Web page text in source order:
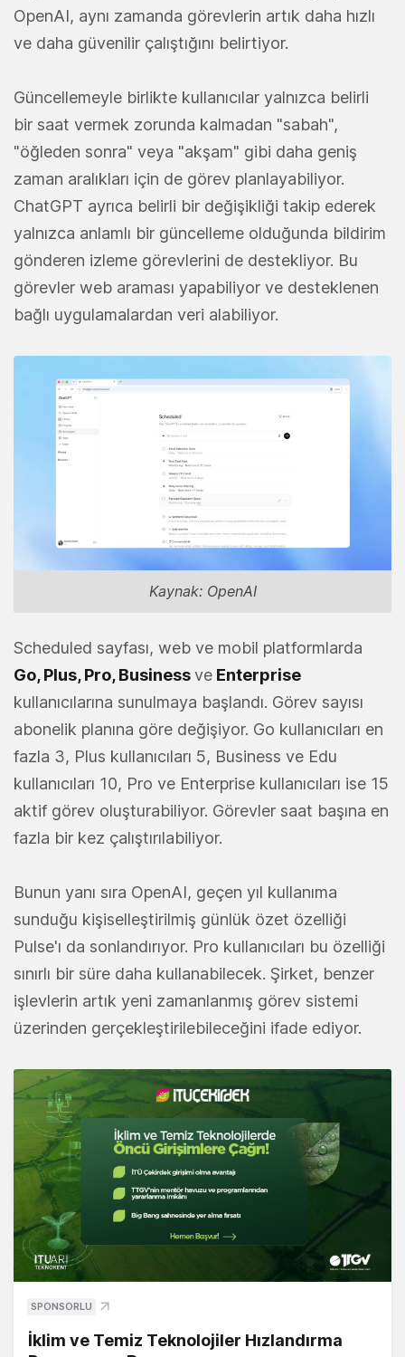
OpenAI, aynı zamanda görevlerin artık daha hızlı
ve daha güvenilir çalıştığını belirtiyor.
Güncellemeyle birlikte kullanıcılar yalnızca belirli
bir saat vermek zorunda kalmadan "sabah",
"öğleden sonra" veya "akşam" gibi daha geniş
zaman aralıkları için de görev planlayabiliyor.
ChatGPT ayrıca belirli bir değişikliği takip ederek
yalnızca anlamlı bir güncelleme olduğunda bildirim
gönderen izleme görevlerini de destekliyor. Bu
görevler web araması yapabiliyor ve desteklenen
bağlı uygulamalardan veri alabiliyor.
Kaynak: OpenAI
Scheduled sayfası, web ve mobil platformlarda
Go, Plus, Pro, Businessve Enterprise
kullanıcılarına sunulmaya başlandı. Görev sayısı
abonelik planına göre değişiyor. Go kullanıcıları en
fazla 3, Plus kullanıcıları 5, Business ve Edu
kullanıcıları 10, Pro ve Enterprise kullanıcıları ise 15
aktif görev oluşturabiliyor. Görevler saat başına en
fazla bir kez çalıştırılabiliyor.
Bunun yanı sıra OpenAI, geçen yıl kullanıma
sunduğu kişiselleştirilmiş günlük özet özelliği
Pulse'ı da sonlandırıyor. Pro kullanıcıları bu özelliği
sınırlı bir süre daha kullanabilecek. Şirket, benzer
işlevlerin artık yeni zamanlanmış görev sistemi
üzerinden gerçekleştirilebileceğini ifade ediyor.
SPONSORLU
İklim ve Temiz Teknolojiler Hızlandırma